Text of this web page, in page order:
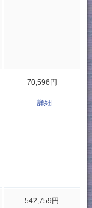
70,596円
...詳細
542,759円